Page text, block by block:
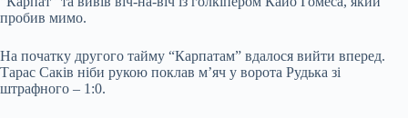
пробив мимо.
На початку другого тайму “Карпатам” вдалося вийти вперед.
Тарас Саків ніби рукою поклав м’яч у ворота Рудька зі
штрафного – 1:0.